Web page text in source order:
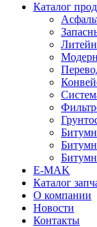
Каталог
E-MAK
Каталог
О компании
Новости
Контакты